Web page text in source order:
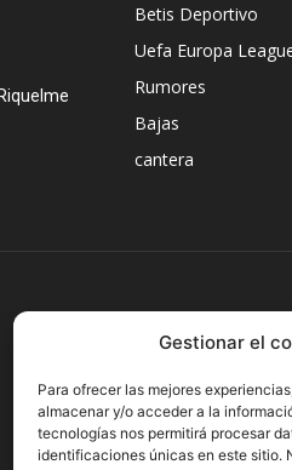
Gestionar el
Para ofrecer las mejores
almacenar y/o acceder a la
tecnologías nos permitirá procesar
identificaciones únicas en este sitio.
Betis Deportivo
Uefa Europa
Rumores
Bajas
cantera
SÍGUENOS